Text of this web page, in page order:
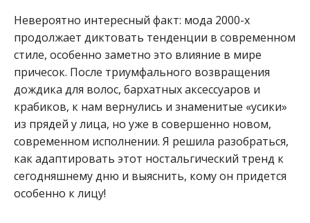
Невероятно интересный факт: мода 2000-х
продолжает диктовать тенденции в современном
стиле, особенно заметно это влияние в мире
причесок. После триумфального возвращения
дождика для волос, бархатных аксессуаров и
крабиков, к нам вернулись и знаменитые «усики»
из прядей у лица, но уже в совершенно новом,
современном исполнении. Я решила разобраться,
как адаптировать этот ностальгический тренд к
сегодняшнему дню и выяснить, кому он придется
особенно к лицу!